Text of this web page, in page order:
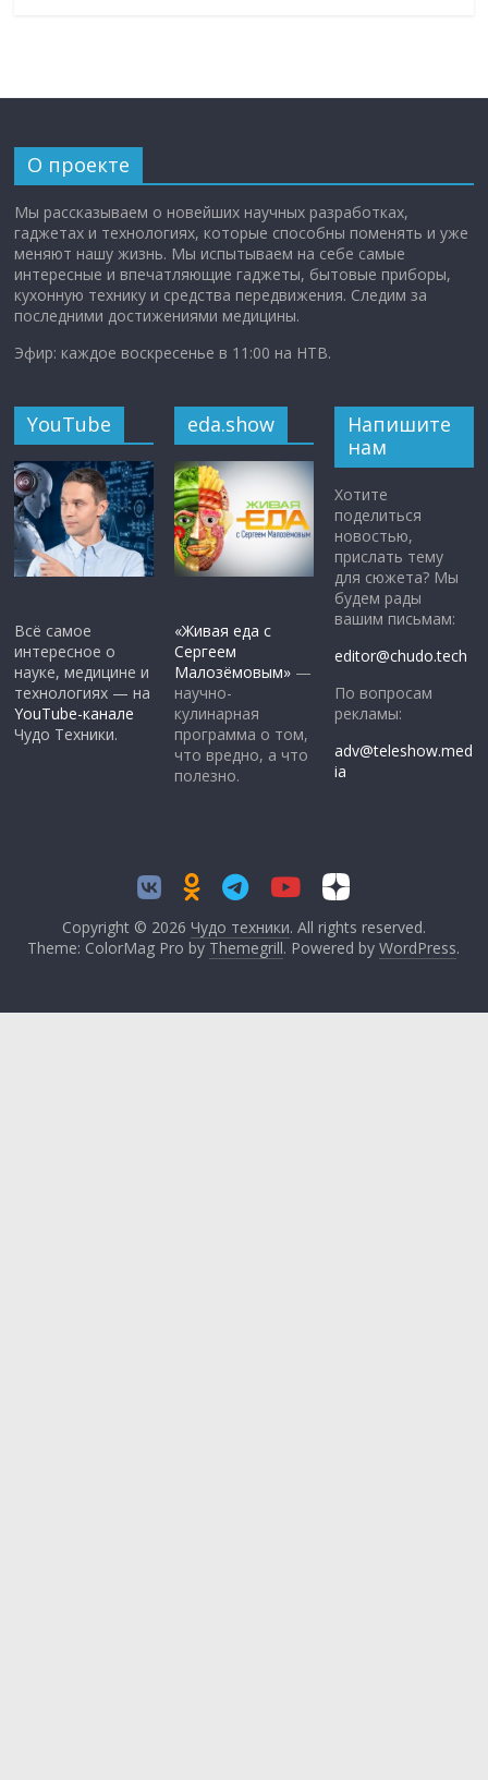
О проекте
Мы рассказываем о новейших научных разработках,
гаджетах и технологиях, которые способны поменять и уже
меняют нашу жизнь. Мы испытываем на себе самые
интересные и впечатляющие гаджеты, бытовые приборы,
кухонную технику и средства передвижения. Следим за
последними достижениями медицины.
Эфир: каждое воскресенье в 11:00 на НТВ.
YouTube
Всё самое
интересное о
науке, медицине и
технологиях — на
YouTube-канале
Чудо Техники.
eda.show
«Живая еда с
Сергеем
Малозёмовым» —
научно-
кулинарная
программа о том,
что вредно, а что
полезно.
Напишите
нам
Хотите
поделиться
новостью,
прислать тему
для сюжета? Мы
будем рады
вашим письмам:
editor@chudo.tech
По вопросам
рекламы:
adv@teleshow.med
ia
Copyright © 2026 Чудо техники. All rights reserved.
Theme: ColorMag Pro by Themegrill. Powered byWordPress.